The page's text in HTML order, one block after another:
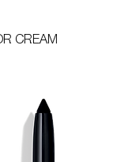
CREAM